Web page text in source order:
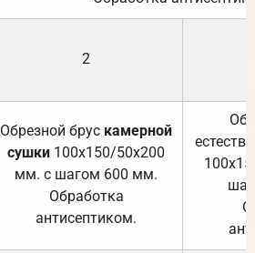
2
Обрезной брус камерной
сушки 100х150/50х200
мм. с шагом 600 мм.
Обработка
антисептиком.